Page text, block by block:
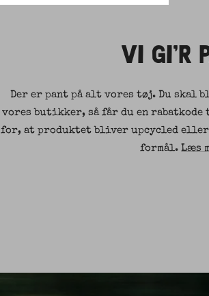
VI GI'R
Der er pant på alt vores tøj. Du skal
vores butikker, så får du en
for, at produktet bliver upcycled
formål.Læs